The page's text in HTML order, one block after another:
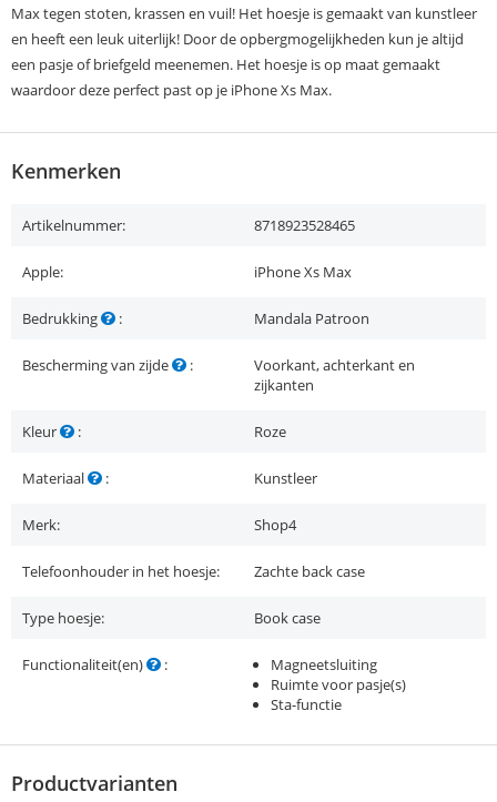
Max tegen stoten, krassen en vuil! Het hoesje is gemaakt van kunstleer
en heeft een leuk uiterlijk! Door de opbergmogelijkheden kun je altijd
een pasje of briefgeld meenemen. Het hoesje is op maat gemaakt
waardoor deze perfect past op je iPhone Xs Max.
Kenmerken
Artikelnummer: 8718923528465
Apple: iPhone Xs Max
Bedrukking : Mandala Patroon
Bescherming van zijde :
Voorkant, achterkant en
zijkanten
Kleur : Roze
Materiaal : Kunstleer
Merk: Shop4
Telefoonhouder in het hoesje: Zachte back case
Type hoesje: Book case
Functionaliteit(en) :
Magneetsluiting
Ruimte voor pasje(s)
Sta-functie
Productvarianten